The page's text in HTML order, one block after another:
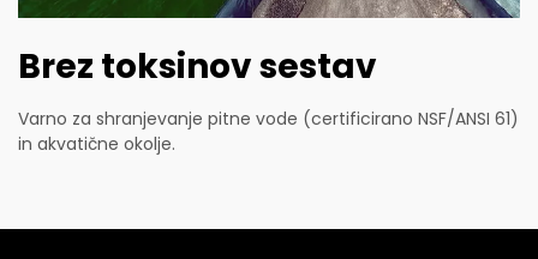
Brez toksinov sestav
Varno za shranjevanje pitne vode (certificirano NSF/ANSI 61)
in akvatične okolje.